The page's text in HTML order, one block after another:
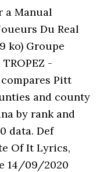
a Manual
Du Real
ko) Groupe
-
Pitt
and county
by rank and
data. Def
Of It Lyrics,
14/09/2020